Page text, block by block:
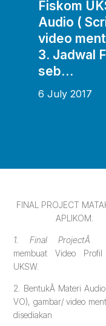
Fiskom
Audio (
video
3. Jadwal
seb…
6 July 2017
FINAL PROJECT
APLIKOM.
1. Final ProjectÂ
membuat Video Profil
UKSW.
2. BentukÂ Materi
VO), gambar/ video
disediakan